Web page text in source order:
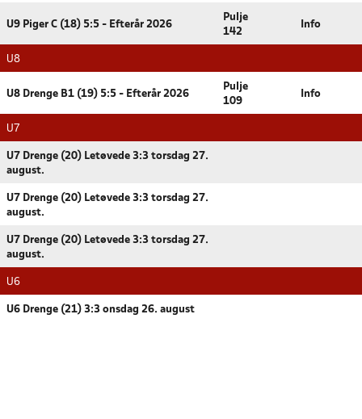
U9 Piger C (18) 5:5 - Efterår 2026
Pulje
142
Info
U8
U8 Drenge B1 (19) 5:5 - Efterår 2026
Pulje
109
Info
U7
U7 Drenge (20) Letøvede 3:3 torsdag 27.
august.
U7 Drenge (20) Letøvede 3:3 torsdag 27.
august.
U7 Drenge (20) Letøvede 3:3 torsdag 27.
august.
U6
U6 Drenge (21) 3:3 onsdag 26. august